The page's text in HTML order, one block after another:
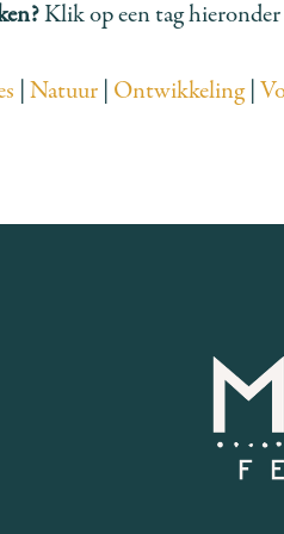
Klik op een tag
|Natuur | Ontwikkeling|